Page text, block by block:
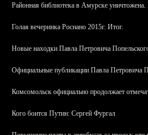
Районная библиотека в Амурске
Голая вечеринка Роснано 2015г. Итог.
Новые находки Павла Петровича
Официальные публикации Павла Петровича
Комсомольск официально продолжает
Кого боится Путин: Сергей Фургал